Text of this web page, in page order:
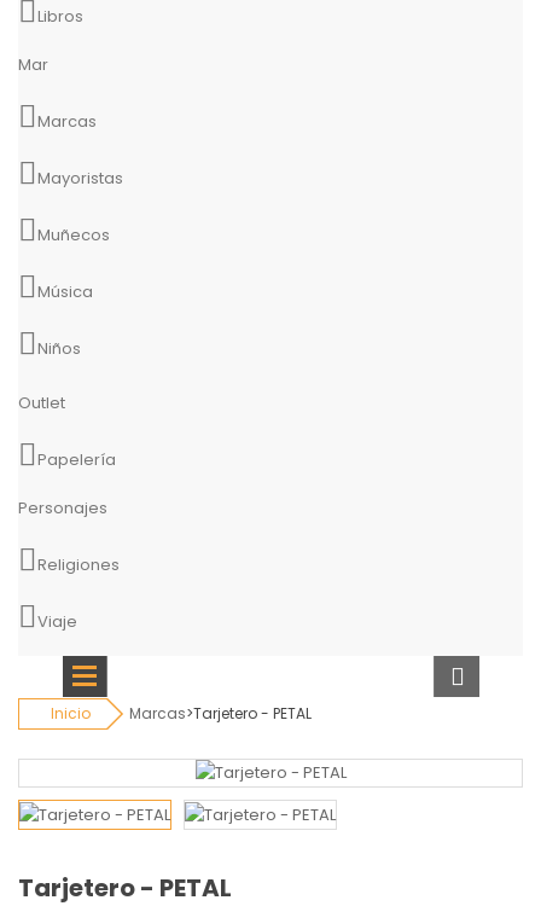
Libros
Mar
Marcas
Mayoristas
Muñecos
Música
Niños
Outlet
Papelería
Personajes
Religiones
Viaje
Inicio Marcas>Tarjetero - PETAL
Tarjetero - PETAL